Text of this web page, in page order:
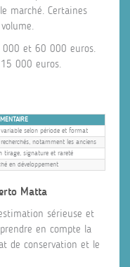
marché. Certaines
et 60 000 euros.
000 euros.
variable selon période et format
notamment les anciens
tirage, signature et rareté
en développement
Matta
sérieuse et
en compte la
de conservation et le